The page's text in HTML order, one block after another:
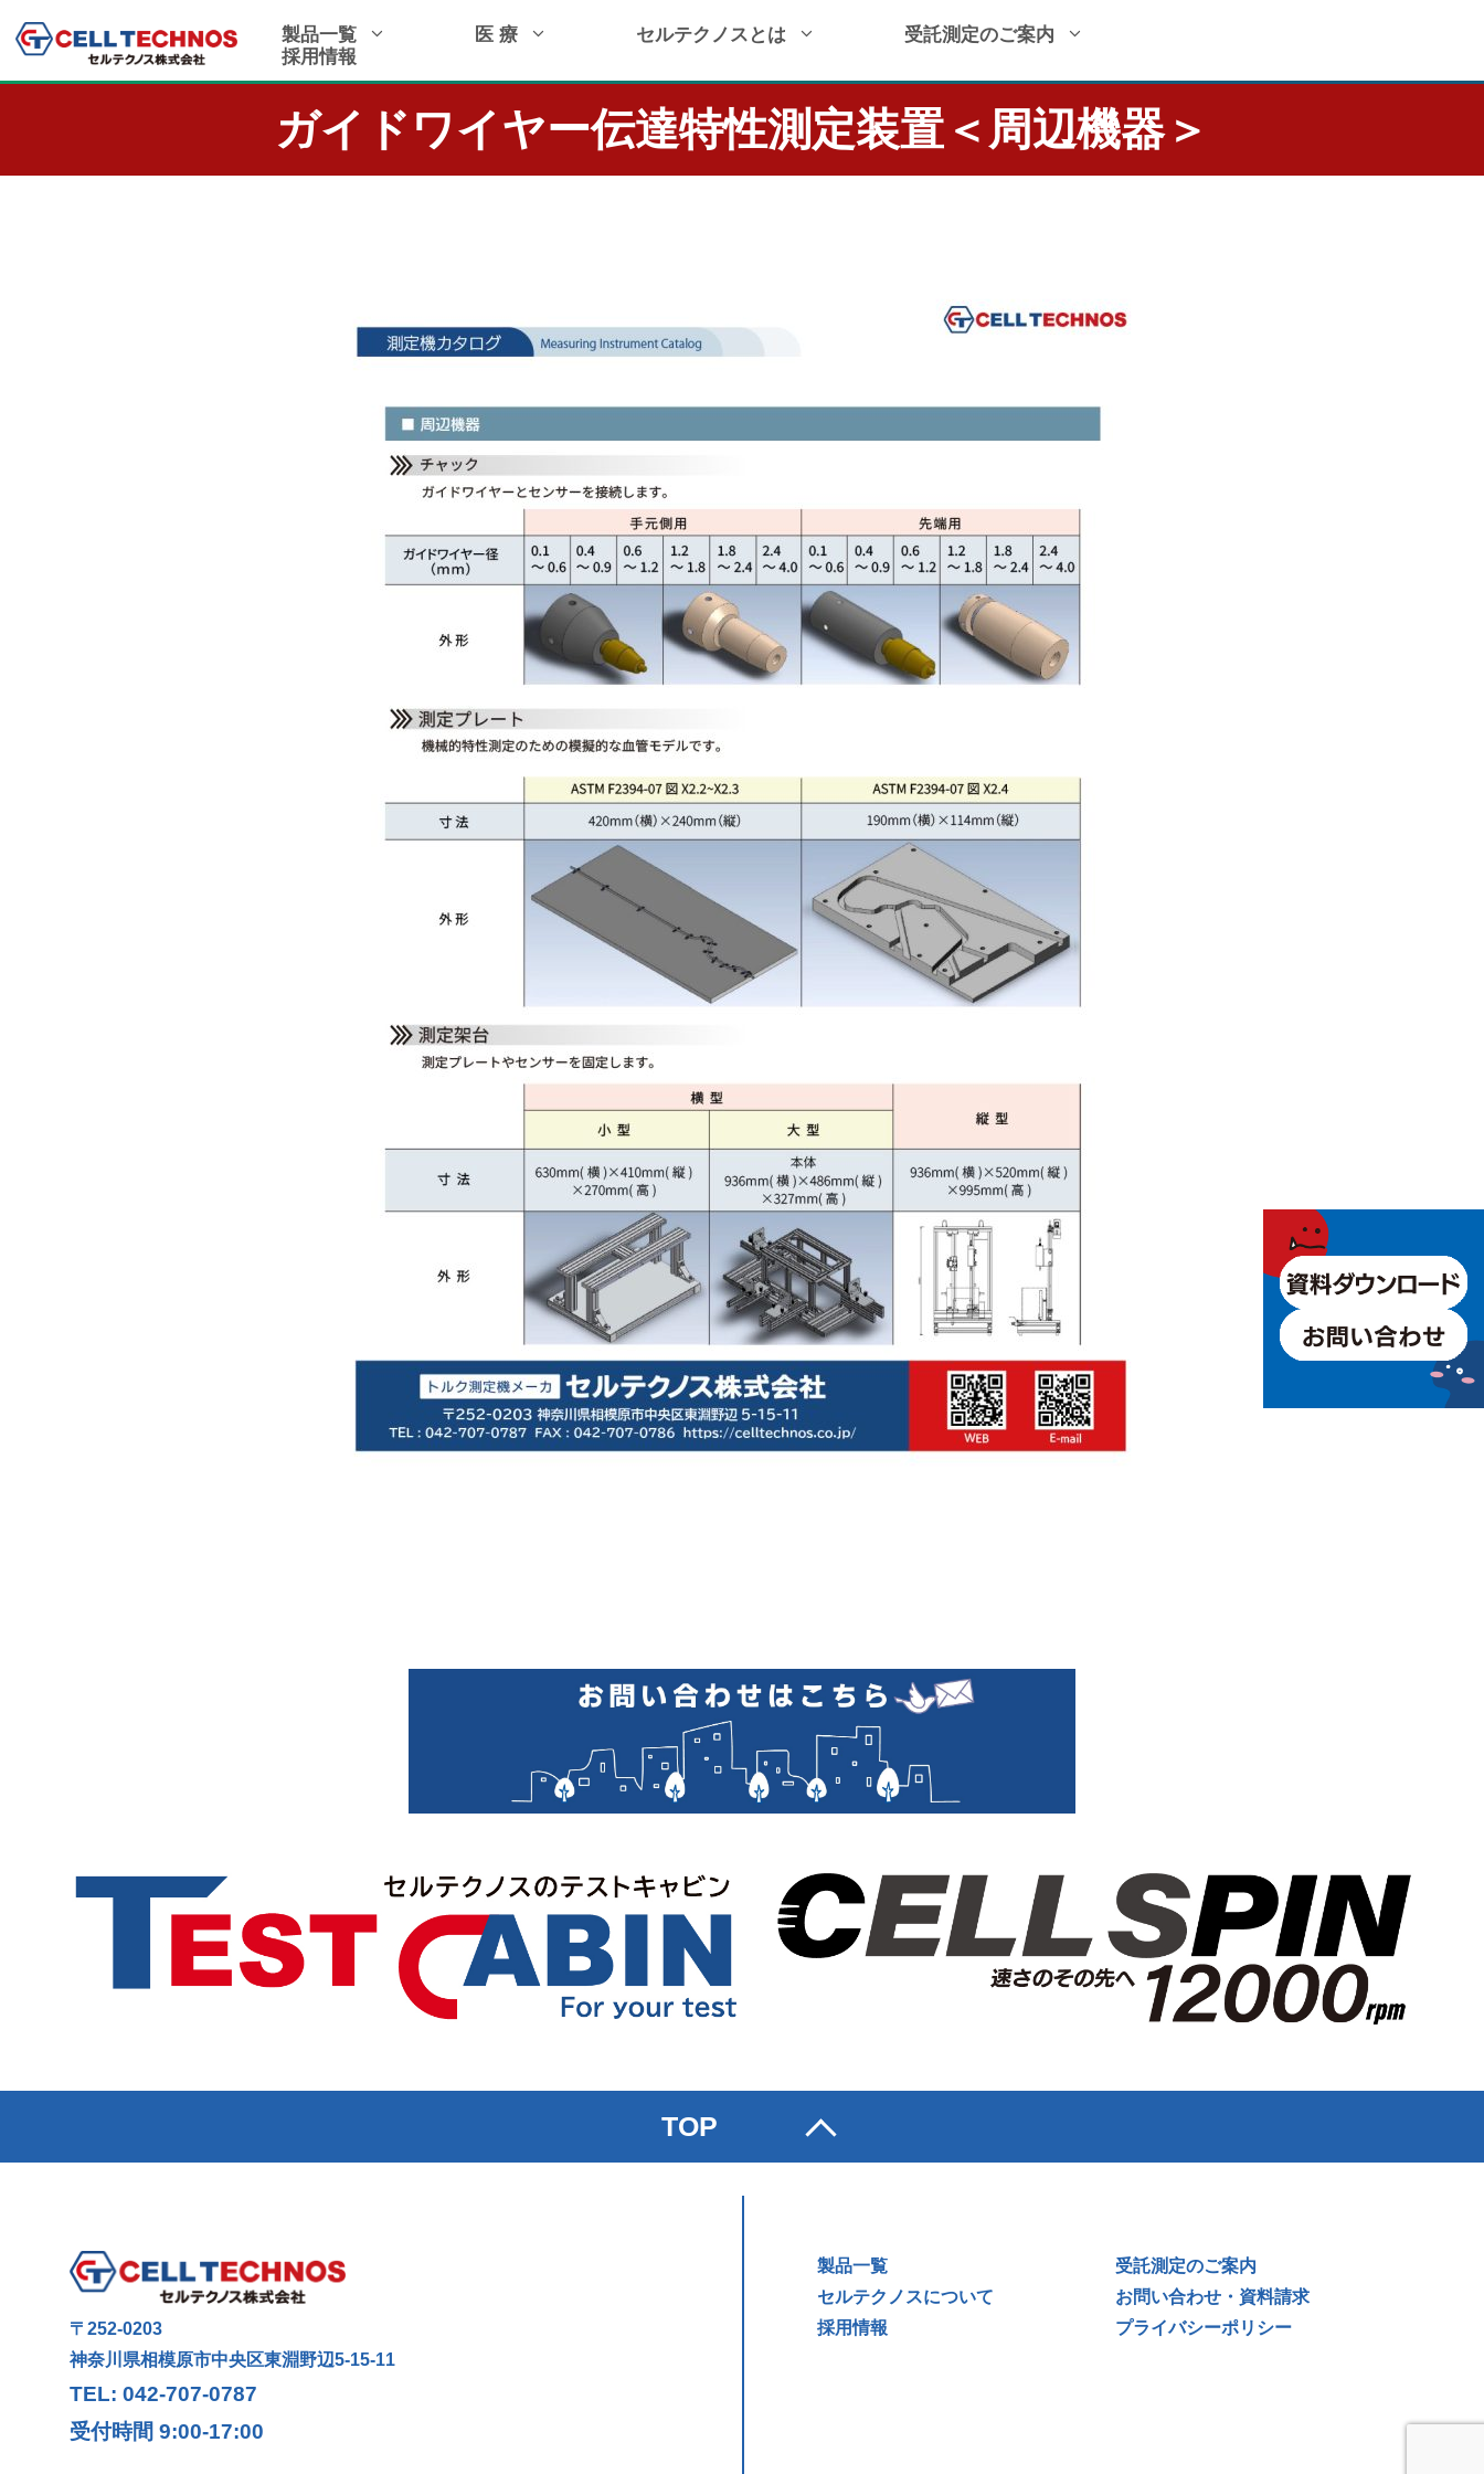
製品一覧 医 療 セルテクノスとは
受託測定のご案内
採用情報
ガイドワイヤー伝達特性測定装置＜周辺機器＞
TOP
〒252-0203
神奈川県相模原市中央区東淵野辺5-15-11
TEL: 042-707-0787
受付時間 9:00-17:00
製品一覧
受託測定のご案内
セルテクノスについて
お問い合わせ・資料請求
採用情報
プライバシーポリシー